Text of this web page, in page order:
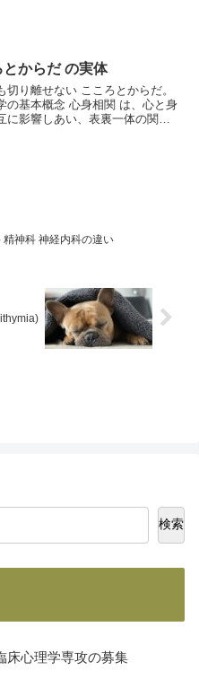
とからだ の実体
切り離せない こころとからだ。
の基本概念 心身相関 は、心と身
に影響しあい、表裏一体の関係
精神科 神経内科の違い
検索
床心理学専攻の募集